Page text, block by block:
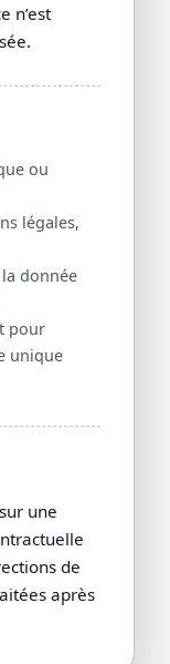
n’est
ou
légales,
donnée
pour
unique
une
de
après